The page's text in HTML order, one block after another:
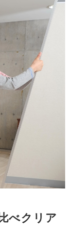
べクリア